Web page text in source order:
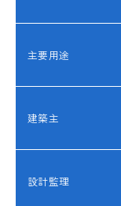
主要用途
建築主
設計監理
JSCA耐震